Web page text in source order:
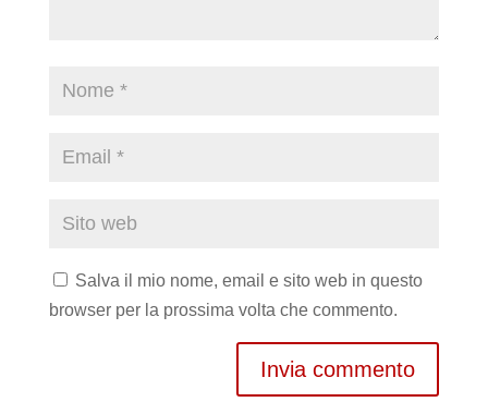
Salva il mio nome, email e sito web in questo
browser per la prossima volta che commento.